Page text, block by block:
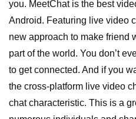
you. MeetChat is the best
Android. Featuring live video
new approach to make friend
part of the world. You don’t
to get connected. And if you
the cross-platform live video
chat characteristic. This is a